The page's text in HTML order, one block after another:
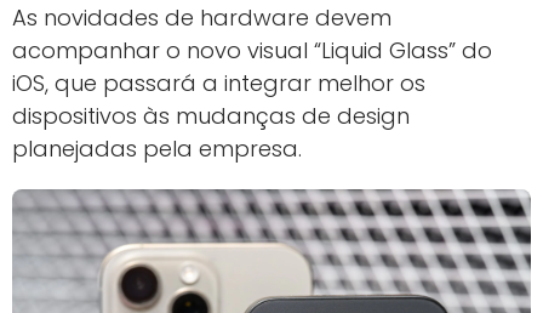
As novidades de hardware devem
acompanhar o novo visual “Liquid Glass” do
iOS, que passará a integrar melhor os
dispositivos às mudanças de design
planejadas pela empresa.